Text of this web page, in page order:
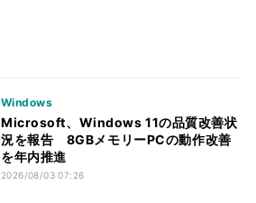
Windows
Microsoft、Windows 11の品質改善状
況を報告 8GBメモリーPCの動作改善
を年内推進
2026/08/03 07:26